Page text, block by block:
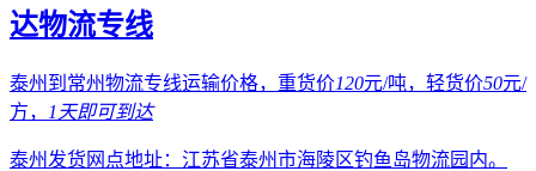
达物流专线
泰州到常州物流专线运输价格，重货价120元/吨，轻货价50元/
方，
1天即可到达
泰州发货网点地址：江苏省泰州市海陵区钓鱼岛物流园内。